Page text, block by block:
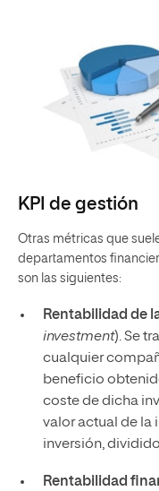
KPI de gestión
Otras métricas que
departamentos
son las siguientes:
Rentabilidad de
investment). Se
cualquier
beneficio
coste de dicha
valor actual de la
inversión,
Rentabilidad